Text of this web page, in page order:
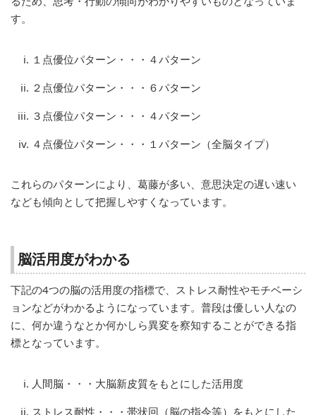
す。
１点優位パターン・・・４パターン
２点優位パターン・・・６パターン
３点優位パターン・・・４パターン
４点優位パターン・・・１パターン（全脳タイプ）
これらのパターンにより、葛藤が多い、意思決定の遅い速い
なども傾向として把握しやすくなっています。
脳活用度がわかる
下記の4つの脳の活用度の指標で、ストレス耐性やモチベーシ
ョンなどがわかるようになっています。普段は優しい人なの
に、何か違うなとか何かしら異変を察知することができる指
標となっています。
人間脳・・・大脳新皮質をもとにした活用度
ストレス耐性・・・帯状回（脳の指令等）をもとにした